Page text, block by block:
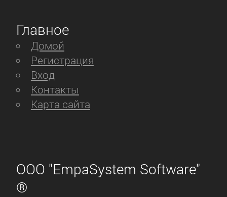
Главное
Домой
Регистрация
Вход
Контакты
Карта сайта
ООО "EmpaSystem Software"
®